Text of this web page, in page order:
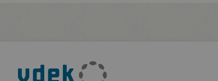
Fußleisten-
Navigation